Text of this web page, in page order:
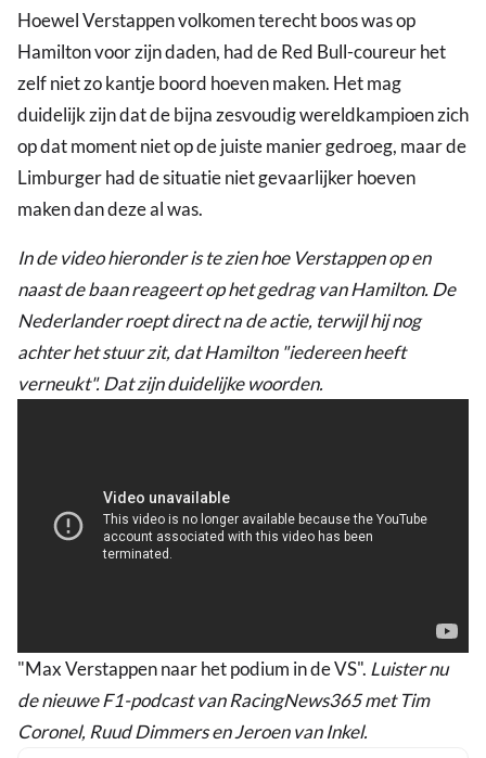
Hoewel Verstappen volkomen terecht boos was op
Hamilton voor zijn daden, had de Red Bull-coureur het
zelf niet zo kantje boord hoeven maken. Het mag
duidelijk zijn dat de bijna zesvoudig wereldkampioen zich
op dat moment niet op de juiste manier gedroeg, maar de
Limburger had de situatie niet gevaarlijker hoeven
maken dan deze al was.
In de video hieronder is te zien hoe Verstappen op en
naast de baan reageert op het gedrag van Hamilton. De
Nederlander roept direct na de actie, terwijl hij nog
achter het stuur zit, dat Hamilton "iedereen heeft
verneukt". Dat zijn duidelijke woorden.
"Max Verstappen naar het podium in de VS". Luister nu
de nieuwe F1-podcast van RacingNews365 met Tim
Coronel, Ruud Dimmers en Jeroen van Inkel.